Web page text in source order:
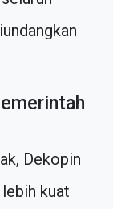
Dekopin
kuat